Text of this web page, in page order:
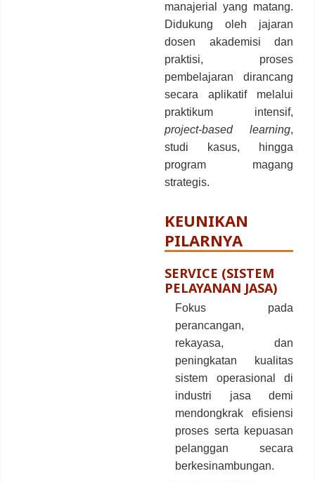
manajerial yang matang.
Didukung oleh jajaran
dosen akademisi dan
praktisi, proses
pembelajaran dirancang
secara aplikatif melalui
praktikum intensif,
project-based learning,
studi kasus, hingga
program magang
strategis.
KEUNIKAN
PILARNYA
SERVICE (SISTEM
PELAYANAN JASA)
Fokus pada
perancangan,
rekayasa, dan
peningkatan kualitas
sistem operasional di
industri jasa demi
mendongkrak efisiensi
proses serta kepuasan
pelanggan secara
berkesinambungan.